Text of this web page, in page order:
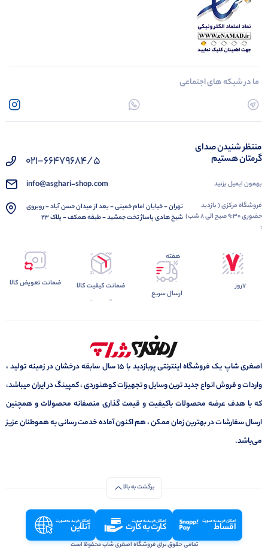
ما در شبکه های اجتماعی
منتظر شنیدن صدای
گرمتان هستیم
بهمون ایمیل بزنید
فروشگاه مرکزی ( بازدید
حضوری 9:30 صبح الی 8 شب)
:
021-66479684/5
info@asghari-shop.com
تهران - خیابان امام خمینی - بعد از میدان حسن آباد - روبروی
شیخ هادی پاساژ تخت جمشید - طبقه همکف - پلاک 23
7روز
هفته
ارسال سریع
ضمانت کیفیت کالا ضمانت تعویض کالا
اصغری شاپ یک فروشگاه اینترنتی پربازدید با 15 سال سابقه درخشان در زمینه تولید ،
واردات و فروش انواع جدید ترین وسایل و تجهیزات کوهنوردی ، کمپینگ در ایران میباشد،
که با هدف عرضه محصولات باکیفیت و قیمت گذاری منصفانه محصولات و همچنین
ارسال سفارشات در بهترین زمان ممکن ، هم اکنون آماده خدمت رسانی به هموطنان عزیز
می‌باشد.
برگشت به بالا
امکان خرید به صورت
اقساط امکان خرید به صورت
کارت به کارت امکان خرید به صورت
آنلاین
تمامی حقوق برای فروشگاه اصغری شاپ محفوظ است